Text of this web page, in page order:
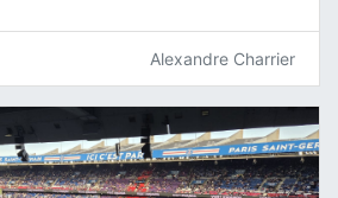
Alexandre Charrier